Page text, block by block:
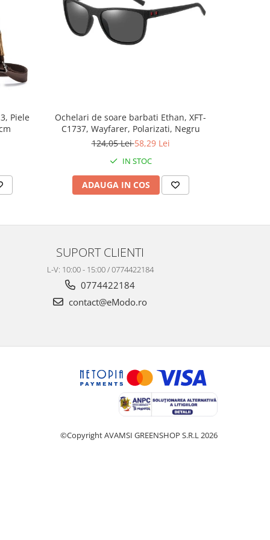
Piele
Ochelari de soare barbati Ethan, XFT-
C1737, Wayfarer, Polarizati, Negru
124,05 Lei58,29 Lei
IN STOC
ADAUGA IN COS
SUPORT CLIENTI
L-V: 10:00 - 15:00 / 0774422184
0774422184
contact@eModo.ro
©Copyright AVAMSI GREENSHOP S.R.L 2026